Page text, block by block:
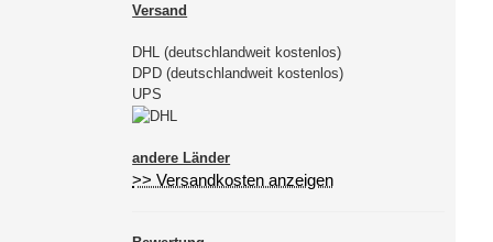
Versand
DHL (deutschlandweit kostenlos)
DPD (deutschlandweit kostenlos)
UPS
andere Länder
>> Versandkosten anzeigen